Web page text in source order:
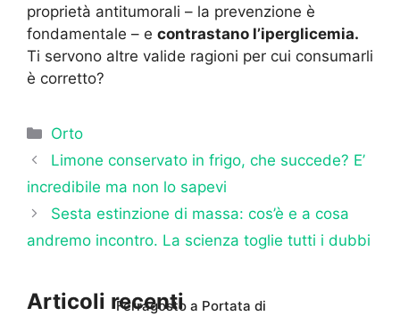
proprietà antitumorali – la prevenzione è
fondamentale – e contrastano l’iperglicemia.
Ti servono altre valide ragioni per cui consumarli
è corretto?
Categorie
Orto
Limone conservato in frigo, che succede? E’
incredibile ma non lo sapevi
Sesta estinzione di massa: cos’è e a cosa
andremo incontro. La scienza toglie tutti i dubbi
Articoli recentiFerragosto a Portata di